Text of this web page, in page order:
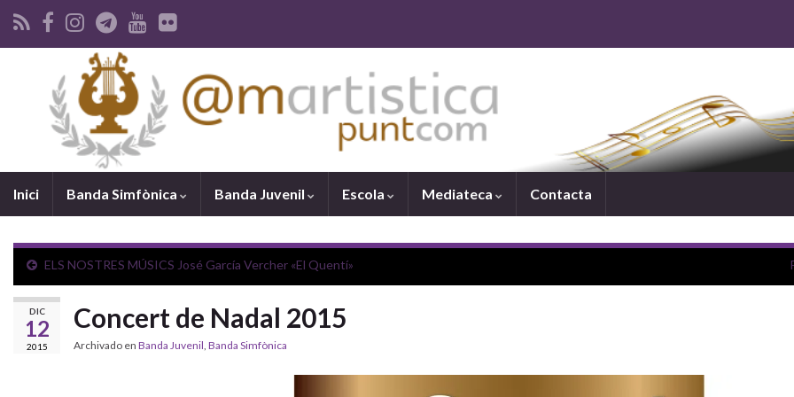
Inici Banda Simfònica Banda Juvenil Escola Mediateca Contacta
ELS NOSTRES MÚSICS José García Vercher «El Quentí»
DIC
12
2015
Concert de Nadal 2015
Archivado en Banda Juvenil, Banda Simfònica